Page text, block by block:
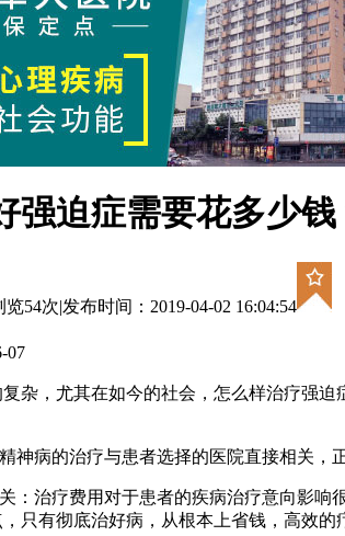
强迫症需要花多少钱
览54次|发布时间：2019-04-02 16:04:54
07
杂，尤其在如今的社会，怎么样治疗强
神病的治疗与患者选择的医院直接相关
：治疗费用对于患者的疾病治疗意向影
只有彻底治好病，从根本上省钱，高效的